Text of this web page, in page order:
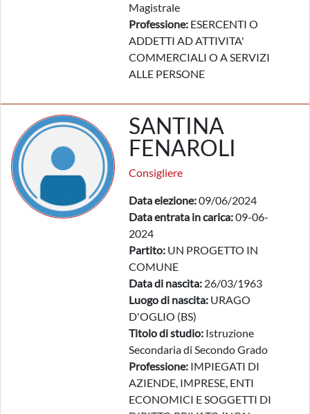
Magistrale
Professione: ESERCENTI O
ADDETTI AD ATTIVITA'
COMMERCIALI O A SERVIZI
ALLE PERSONE
SANTINA
FENAROLI
Consigliere
Data elezione:09/06/2024
Data entrata in carica:09-06-
2024
Partito: UN PROGETTO IN
COMUNE
Data di nascita: 26/03/1963
Luogo di nascita: URAGO
D'OGLIO (BS)
Titolo di studio: Istruzione
Secondaria di Secondo Grado
Professione: IMPIEGATI DI
AZIENDE, IMPRESE, ENTI
ECONOMICI E SOGGETTI DI